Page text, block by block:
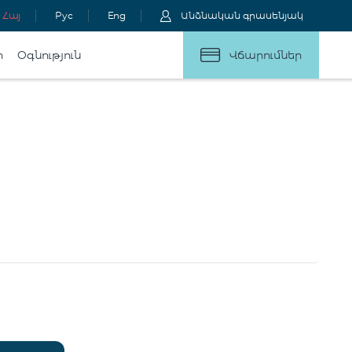
Հայ Рус Eng Անձնական գրասենյակ
Օգնություն Վճարումներ